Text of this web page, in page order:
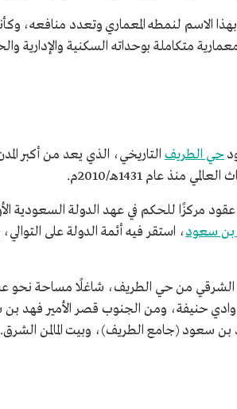
الاسم لنمطه المعماري وتعدد منافعه،
متكاملة بوحداته السكنية والإدارية
حي الطريف التاريخي، الذي يعد من أكبر
منذ عام 1431هـ/2010م.
بن سعود، استقر فيه أئمة الدولة على
حنيفة، ومن الجنوب قصر الأمير فهد
سعود (جامع الطريف)، وبيت المالمن الشرق.